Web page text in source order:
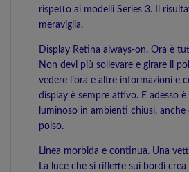
rispetto ai modelli Series 3. Il
meraviglia.
Display Retina always‑on. Ora è
Non devi più sollevare e girare il
vedere l’ora e altre informazioni e
display è sempre attivo. E adesso
luminoso in ambienti chiusi,
polso.
Linea morbida e continua. Una
La luce che si riflette sui bordi